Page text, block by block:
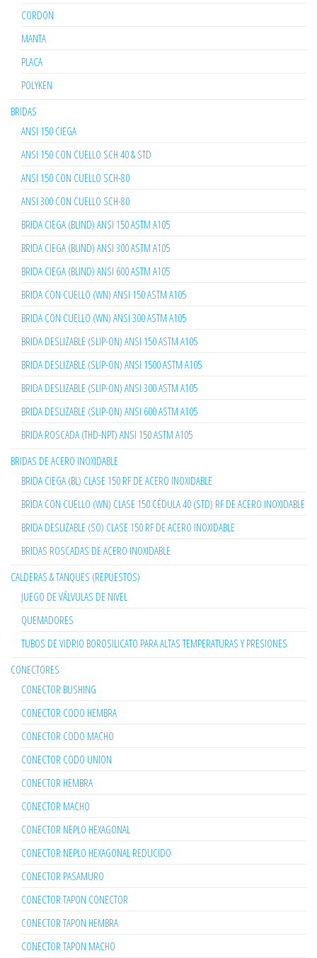
CORDON
MANTA
PLACA
POLYKEN
BRIDAS
ANSI 150 CIEGA
ANSI 150 CON CUELLO SCH 40 & STD
ANSI 150 CON CUELLO SCH-80
ANSI 300 CON CUELLO SCH-80
BRIDA CIEGA (BLIND) ANSI 150 ASTM A105
BRIDA CIEGA (BLIND) ANSI 300 ASTM A105
BRIDA CIEGA (BLIND) ANSI 600 ASTM A105
BRIDA CON CUELLO (WN) ANSI 150 ASTM A105
BRIDA CON CUELLO (WN) ANSI 300 ASTM A105
BRIDA DESLIZABLE (SLIP-ON) ANSI 150 ASTM A105
BRIDA DESLIZABLE (SLIP-ON) ANSI 1500 ASTM A105
BRIDA DESLIZABLE (SLIP-ON) ANSI 300 ASTM A105
BRIDA DESLIZABLE (SLIP-ON) ANSI 600 ASTM A105
BRIDA ROSCADA (THD-NPT) ANSI 150 ASTM A105
BRIDAS DE ACERO INOXIDABLE
BRIDA CIEGA (BL) CLASE 150 RF DE ACERO INOXIDABLE
BRIDA CON CUELLO (WN) CLASE 150 CÉDULA 40 (STD) RF DE ACERO INOXIDABLE
BRIDA DESLIZABLE (SO) CLASE 150 RF DE ACERO INOXIDABLE
BRIDAS ROSCADAS DE ACERO INOXIDABLE
CALDERAS & TANQUES (REPUESTOS)
JUEGO DE VÁLVULAS DE NIVEL
QUEMADORES
TUBOS DE VIDRIO BOROSILICATO PARA ALTAS TEMPERATURAS Y PRESIONES
CONECTORES
CONECTOR BUSHING
CONECTOR CODO HEMBRA
CONECTOR CODO MACHO
CONECTOR CODO UNION
CONECTOR HEMBRA
CONECTOR MACHO
CONECTOR NEPLO HEXAGONAL
CONECTOR NEPLO HEXAGONAL REDUCIDO
CONECTOR PASAMURO
CONECTOR TAPON CONECTOR
CONECTOR TAPON HEMBRA
CONECTOR TAPON MACHO